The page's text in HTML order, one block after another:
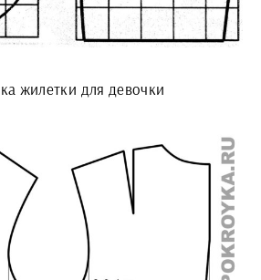
жилетки для девочки